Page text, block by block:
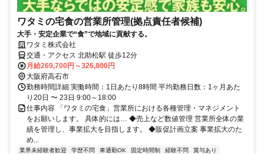
ワタミの宅食の営業所管理(拠点責任者候補)
大手・安定企業で“食”で地域に貢献する。
ワタミ株式会社
交通・アクセス 北助松駅 徒歩12分
月給269,700円～326,800円
大阪府高石市
勤務時間詳細 実働時間：1日あたり8時間 平均勤務日数：1ヶ月あた
り20日 〜 23日 9:00～18:00
仕事内容 「ワタミの宅食」営業所における各種管理・マネジメント
をお願いします。 具体的には… ◆売上など数値管理 営業所全体の業
績を管理し、事業拡大を目指します。 ◆販促計画立案 事業拡大のた
め...
業界未経験者歓迎 学歴不問 車通勤OK 固定時間制 経験不問
賞与あり